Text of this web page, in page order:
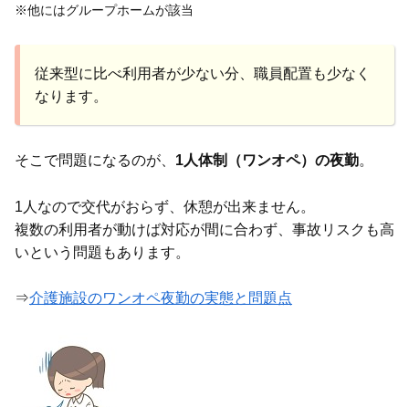
※他にはグループホームが該当
従来型に比べ利用者が少ない分、職員配置も少なく
なります。
そこで問題になるのが、 1人体制（ワンオペ）の夜勤。
1人なので交代がおらず、休憩が出来ません。
複数の利用者が動けば対応が間に合わず、事故リスクも高
いという問題もあります。
⇒介護施設のワンオペ夜勤の実態と問題点